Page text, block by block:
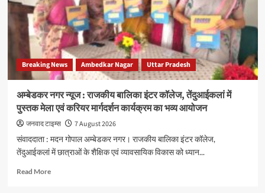
Breaking News Ambedkar Nagar Uttar Pradesh
अम्बेडकर नगर न्यूज : राजकीय बालिका इंटर कॉलेज, तेंदुआईकलां में
पुस्तक मेला एवं करियर मार्गदर्शन कार्यक्रम का भव्य आयोजन
जनवाद टाइम्स
7 August 2026
संवाददाता : मदन गोपाल अम्बेडकर नगर। राजकीय बालिका इंटर कॉलेज,
तेंदुआईकलां में छात्राओं के शैक्षिक एवं व्यावसायिक विकास को ध्यान...
Read MoreRead